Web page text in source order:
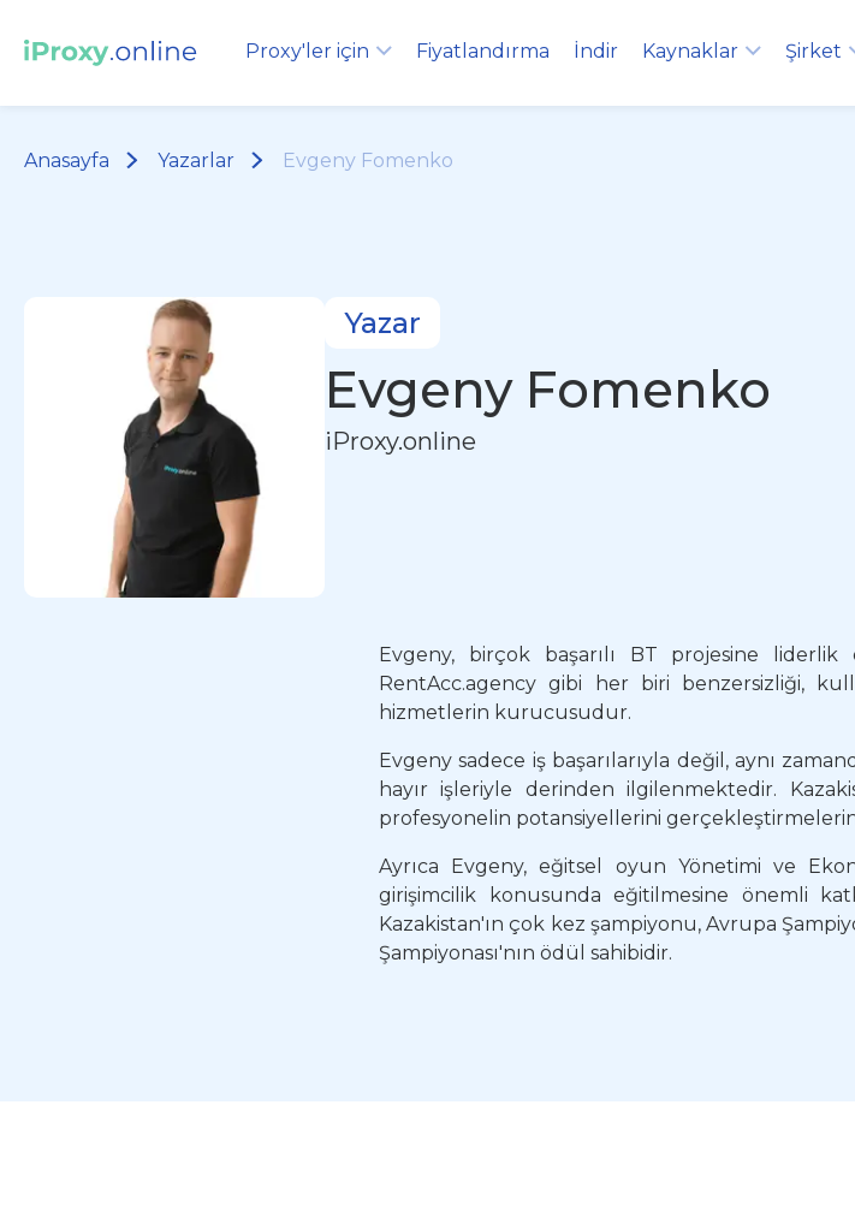
Proxy'ler için Fiyatlandırma İndir Kaynaklar Şirket
Anasayfa Yazarlar Evgeny Fomenko
Yazar
Evgeny Fomenko
iProxy.online
Evgeny, birçok başarılı BT projesine
RentAcc.agency gibi her biri benzersizliği,
hizmetlerin kurucusudur.
Evgeny sadece iş başarılarıyla değil, aynı
hayır işleriyle derinden ilgilenmektedir.
profesyonelin potansiyellerini
Ayrıca Evgeny, eğitsel oyun Yönetimi ve
girişimcilik konusunda eğitilmesine önemli
Kazakistan'ın çok kez şampiyonu, Avrupa
Şampiyonası'nın ödül sahibidir.